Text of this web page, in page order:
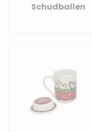
Schudballen